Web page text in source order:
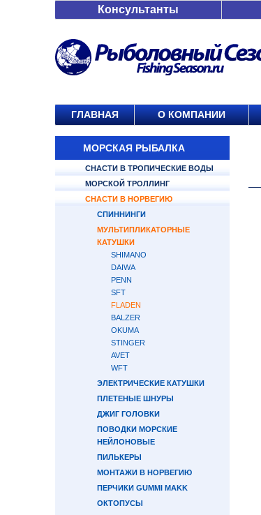
Консультанты
ГЛАВНАЯ О КОМПАНИИ
МОРСКАЯ РЫБАЛКА
СНАСТИ В ТРОПИЧЕСКИЕ ВОДЫ
МОРСКОЙ ТРОЛЛИНГ
СНАСТИ В НОРВЕГИЮ
СПИННИНГИ
МУЛЬТИПЛИКАТОРНЫЕ
КАТУШКИ
SHIMANO
DAIWA
PENN
SFT
FLADEN
BALZER
OKUMA
STINGER
AVET
WFT
ЭЛЕКТРИЧЕСКИЕ КАТУШКИ
ПЛЕТЕНЫЕ ШНУРЫ
ДЖИГ ГОЛОВКИ
ПОВОДКИ МОРСКИЕ
НЕЙЛОНОВЫЕ
ПИЛЬКЕРЫ
МОНТАЖИ В НОРВЕГИЮ
ПЕРЧИКИ GUMMI MAKK
ОКТОПУСЫ